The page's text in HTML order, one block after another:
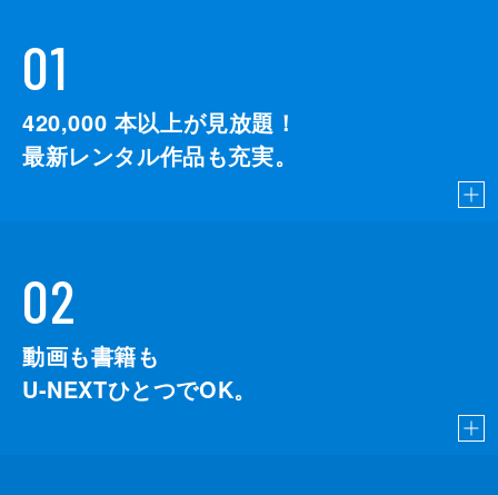
01
420,000 本以上が見放題！
最新レンタル作品も充実。
02
動画も書籍も
U-NEXTひとつでOK。